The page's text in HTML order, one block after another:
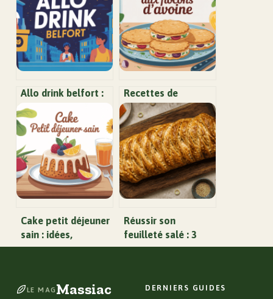
Allo drink belfort :
guide complet pour
vos livraisons de
boissons nocturnes
Recettes de
galettes aux
flocons d’avoine
pour des repas
simples et sains
Cake petit déjeuner
sain : idées,
recettes et astuces
Réussir son
feuilleté salé : 3
techniques de
de garniture
LE MAG Massiac DERNIERS GUIDES